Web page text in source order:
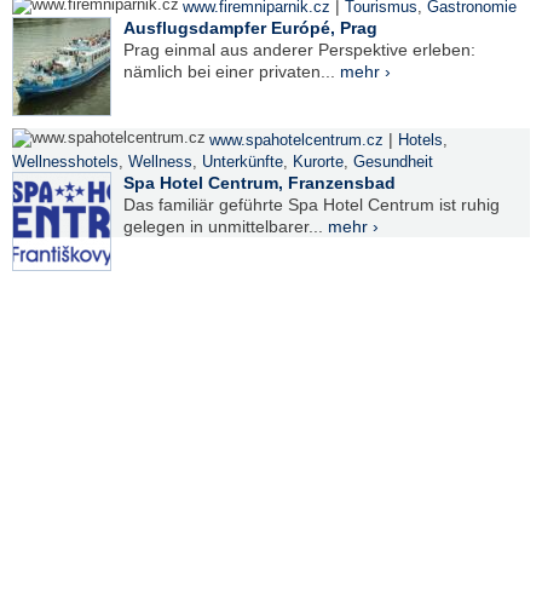
www.firemniparnik.cz | Tourismus, Gastronomie
Ausflugsdampfer Európé, Prag
Prag einmal aus anderer Perspektive erleben:
nämlich bei einer privaten... mehr ›
www.spahotelcentrum.cz | Hotels,
Wellnesshotels, Wellness, Unterkünfte, Kurorte, Gesundheit
Spa Hotel Centrum, Franzensbad
Das familiär geführte Spa Hotel Centrum ist ruhig
gelegen in unmittelbarer... mehr ›